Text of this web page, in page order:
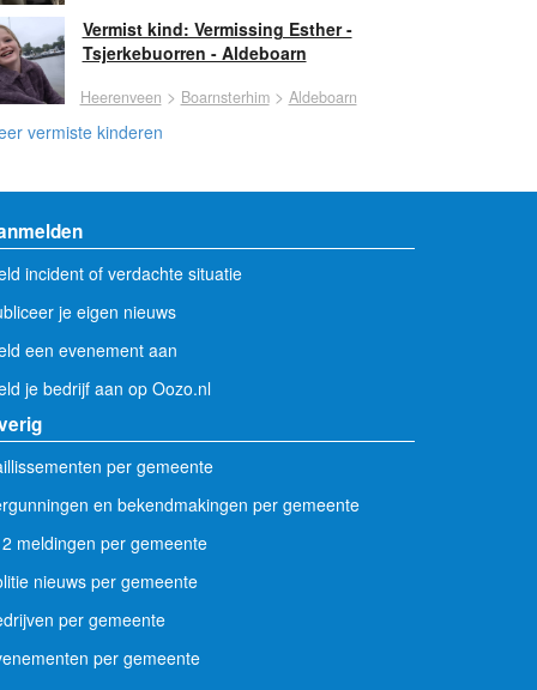
Vermist kind: Vermissing Esther -
Tsjerkebuorren - Aldeboarn
Heerenveen > Boarnsterhim> Aldeboarn
vermiste kinderen
incident of verdachte situatie
je eigen nieuws
een evenement aan
je bedrijf aan op Oozo.nl
per gemeente
en bekendmakingen per gemeente
meldingen per gemeente
nieuws per gemeente
per gemeente
per gemeente